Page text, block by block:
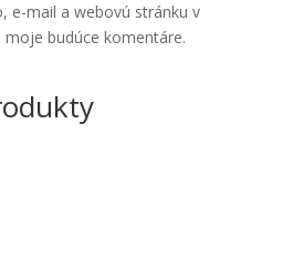
e-mail a webovú stránku v
budúce komentáre.